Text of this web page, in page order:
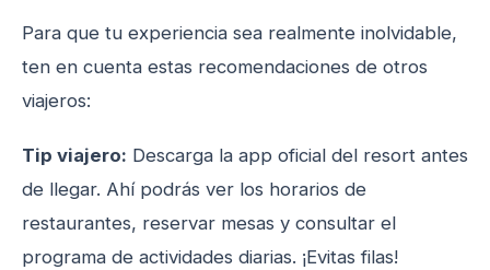
Para que tu experiencia sea realmente inolvidable,
ten en cuenta estas recomendaciones de otros
viajeros:
Tip viajero: Descarga la app oficial del resort antes
de llegar. Ahí podrás ver los horarios de
restaurantes, reservar mesas y consultar el
programa de actividades diarias. ¡Evitas filas!